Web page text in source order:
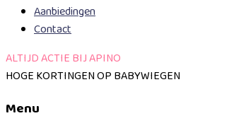
Aanbiedingen
Contact
ALTIJD ACTIE BIJ APINO
HOGE KORTINGEN OP BABYWIEGEN
Menu